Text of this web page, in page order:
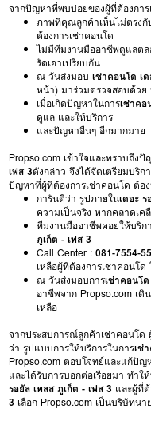
จากปัญหาที่พบบ่อยของผู้ที่ต้องกา
ภาพที่คุณลูกค้าเห็นไม่ตรงกั
ต้องการเช่าคอนโด
ไม่มีทีมงานมืออาชีพดูแลตล
รัดเอาเปรียบกัน
ณ วันส่งมอบเช่าคอนโด เ
หน้า) มาร่วมตรวจสอบด้วย
เมื่อเกิดปัญหาในการเช่าคอ
ดูแล และให้บริการ
และปัญหาอื่นๆ อีกมากมาย
Propso.com เข้าใจและทราบถึง
เฟส 3ดังกล่าว จึงได้จัดเตรียมบริ
ปัญหาที่ผู้ที่ต้องการเช่าคอนโด ต้อ
การันตีว่า รูปภายในเดอะ
ความเป็นจริง หากคลาดเค
ทีมงานมืออาชีพคอยให้บริก
ภูเก็ต - เฟส 3
Call Center :081-7554-
เหลือผู้ที่ต้องการเช่าคอนโ
ณ วันส่งมอบการเช่าคอนโ
อาชีพจาก Propso.com เ
เหลือ
จากประสบการณ์ลูกค้าเช่าคอนโด
ว่า รูปแบบการให้บริการในการเช่
Propso.com ตอบโจทย์และแก้ปัญ
และได้รับการบอกต่อเรื่อยมา ทำใ
รอยัล เพลส ภูเก็ต - เฟส 3 และผู้ที่
3 เลือก Propso.com เป็นบริษัทน